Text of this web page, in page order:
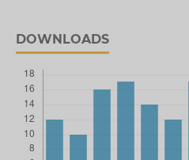
DOWNLOADS